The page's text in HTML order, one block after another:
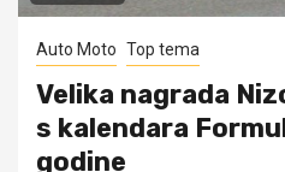
Auto Moto Top tema
Velika nagrada
s kalendara
godine